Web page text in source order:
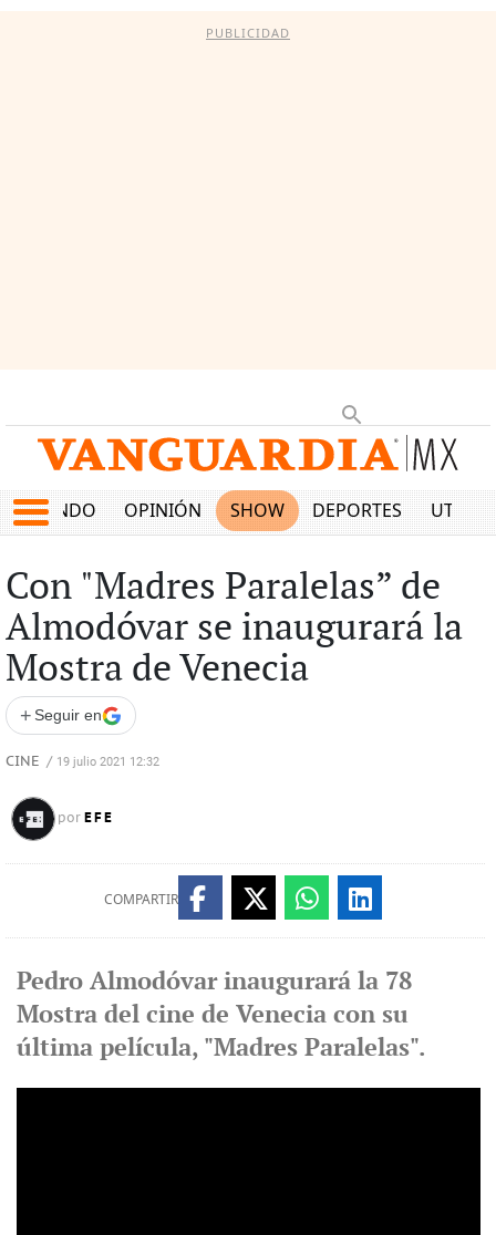
PUBLICIDAD
MUNDO OPINIÓN SHOW DEPORTES
Con "Madres Paralelas” de
Almodóvar se inaugurará la
Mostra de Venecia
+ Seguir en
CINE / 19 julio 2021 12:32
por EFE
COMPARTIR
Pedro Almodóvar inaugurará la 78
Mostra del cine de Venecia con su
última película, "Madres Paralelas".